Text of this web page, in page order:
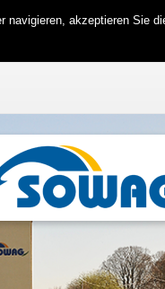
akzeptieren Sie